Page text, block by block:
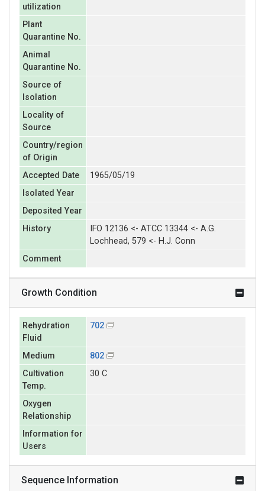
utilization
Plant
Quarantine No.
Animal
Quarantine No.
Source of
Isolation
Locality of
Source
Country/region
of Origin
Accepted Date
1965/05/19
Isolated Year
Deposited Year
History
IFO 12136 <- ATCC 13344 <- A.G.
Lochhead, 579 <- H.J. Conn
Comment
Growth Condition
Rehydration
Fluid
702
Medium
802
Cultivation
Temp.
30 C
Oxygen
Relationship
Information for
Users
Sequence Information